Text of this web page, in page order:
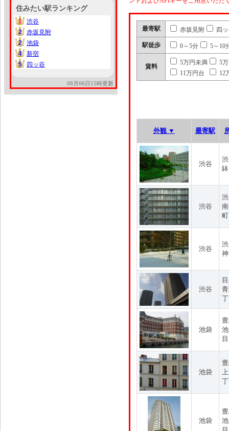
住みたい駅ランキング
1
1
渋谷
2
2
赤坂見附
2
2
池袋
4
4
新宿
5
5 四ッ谷
08月06日15時更新
最寄駅 赤坂見附 四
駅徒歩 0～5分 5～10
賃料
5万円未満
5
11万円台
12
外観 ▼ 最寄駅
渋谷
渋谷
渋谷
渋谷
池袋
池袋
池袋